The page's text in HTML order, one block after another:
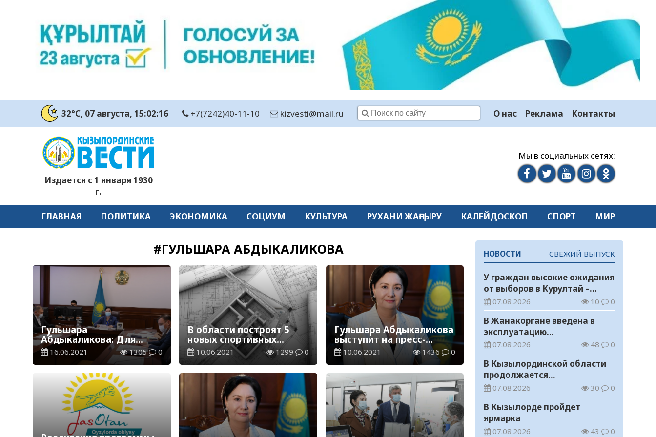
32°C, 07 августа, 15:02:17 +7(7242)40-11-10 kizvesti@mail.ru О нас Реклама Контакты
Издается с 1 января 1930
г.
Мы в социальных сетях:
ГЛАВНАЯ ПОЛИТИКА ЭКОНОМИКА СОЦИУМ КУЛЬТУРА РУХАНИ ЖАҢҒЫРУ КАЛЕЙДОСКОП СПОРТ МИР
#ГУЛЬШАРА АБДЫКАЛИКОВА
Гульшара
Абдыкаликова: Для
возвращения к
нормальной жизни
нужна активная
вакцинация
16.06.2021 1305 0
В области построят 5
новых спортивных
комплексов для детей
аулов.
10.06.2021 1299 0
Гульшара Абдыкаликова
выступит на пресс-
конференции в Нур-
Султане
10.06.2021 1436 0
НОВОСТИ СВЕЖИЙ ВЫПУСК
У граждан высокие ожидания
от выборов в Курултай –
опрос общественного мнения
07.08.2026 10 0
В Жанакоргане введена в
эксплуатацию
водораспределительная
станция
07.08.2026 48 0
В Кызылординской области
продолжается
экологическая акция «Таза
Қазақстан»
07.08.2026 30 0
В Кызылорде пройдет
ярмарка
07.08.2026 43 0